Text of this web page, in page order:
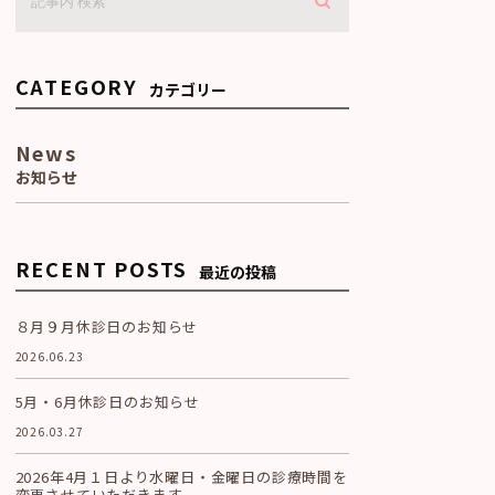
CATEGORY カテゴリー
News
お知らせ
RECENT POSTS 最近の投稿
８月９月休診日のお知らせ
2026.06.23
5月・6月休診日のお知らせ
2026.03.27
2026年4月１日より水曜日・金曜日の診療時間を